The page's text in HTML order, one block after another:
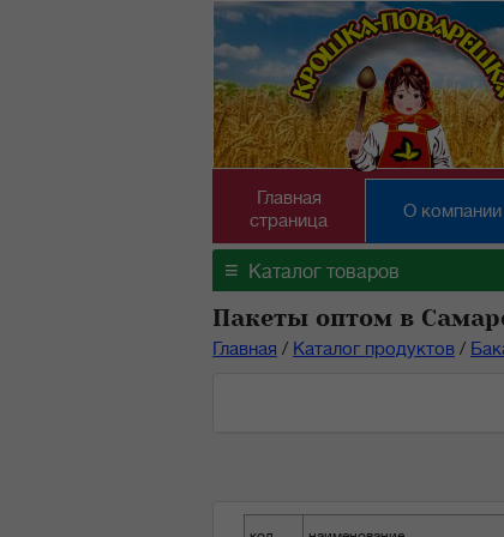
Главная
страница
О компании
≡ Каталог товаров
Пакеты оптом в
Главная / Каталог продуктов /